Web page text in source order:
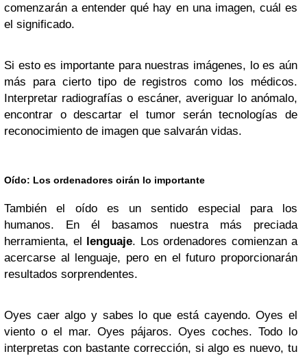
comenzarán a entender qué hay en una imagen, cuál es
el significado.
Si esto es importante para nuestras imágenes, lo es aún
más para cierto tipo de registros como los médicos.
Interpretar radiografías o escáner, averiguar lo anómalo,
encontrar o descartar el tumor serán tecnologías de
reconocimiento de imagen que salvarán vidas.
Oído: Los ordenadores oirán lo importante
También el oído es un sentido especial para los
humanos. En él basamos nuestra más preciada
herramienta, el lenguaje. Los ordenadores comienzan a
acercarse al lenguaje, pero en el futuro proporcionarán
resultados sorprendentes.
Oyes caer algo y sabes lo que está cayendo. Oyes el
viento o el mar. Oyes pájaros. Oyes coches. Todo lo
interpretas con bastante corrección, si algo es nuevo, tu